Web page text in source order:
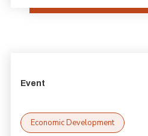
Event
Economic Development